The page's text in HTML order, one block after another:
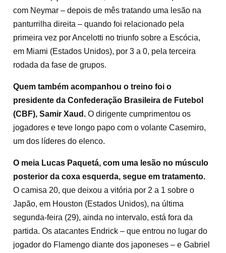
com Neymar – depois de mês tratando uma lesão na
panturrilha direita – quando foi relacionado pela
primeira vez por Ancelotti no triunfo sobre a Escócia,
em Miami (Estados Unidos), por 3 a 0, pela terceira
rodada da fase de grupos.
Quem também acompanhou o treino foi o
presidente da Confederação Brasileira de Futebol
(CBF), Samir Xaud. O dirigente cumprimentou os
jogadores e teve longo papo com o volante Casemiro,
um dos líderes do elenco.
O meia Lucas Paquetá, com uma lesão no músculo
posterior da coxa esquerda, segue em tratamento.
O camisa 20, que deixou a vitória por 2 a 1 sobre o
Japão, em Houston (Estados Unidos), na última
segunda-feira (29), ainda no intervalo, está fora da
partida. Os atacantes Endrick – que entrou no lugar do
jogador do Flamengo diante dos japoneses – e Gabriel